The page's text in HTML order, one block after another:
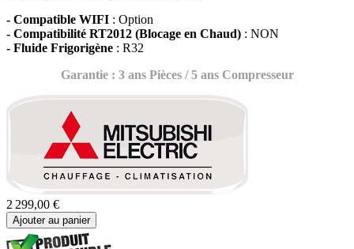
- Compatible WIFI : Option
- Compatibilité RT2012 (Blocage en Chaud) : NON
- Fluide Frigorigène : R32
Garantie : 3 ans Pièces / 5 ans Compresseur
2 299,00 €
Ajouter au panier